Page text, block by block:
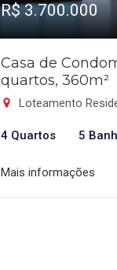
R$ 3.700.000
Casa de
quartos, 360m²
Loteamento
4 Quartos 5
Mais informações